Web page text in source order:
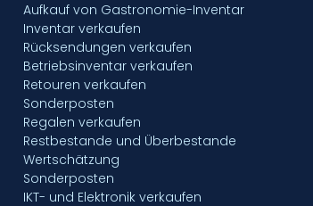
Aufkauf von Gastronomie-Inventar
Inventar verkaufen
Rücksendungen verkaufen
Betriebsinventar verkaufen
Retouren verkaufen
Sonderposten
Regalen verkaufen
Restbestande und Überbestande
Wertschätzung
Sonderposten
IKT- und Elektronik verkaufen